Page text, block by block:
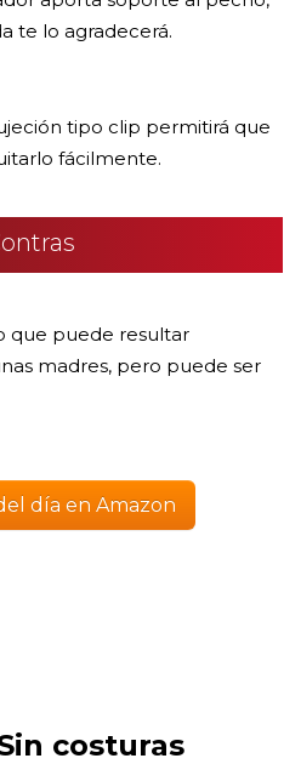
te lo agradecerá.
tipo clip permitirá que
fácilmente.
que puede resultar
madres, pero puede ser
día en Amazon
costuras